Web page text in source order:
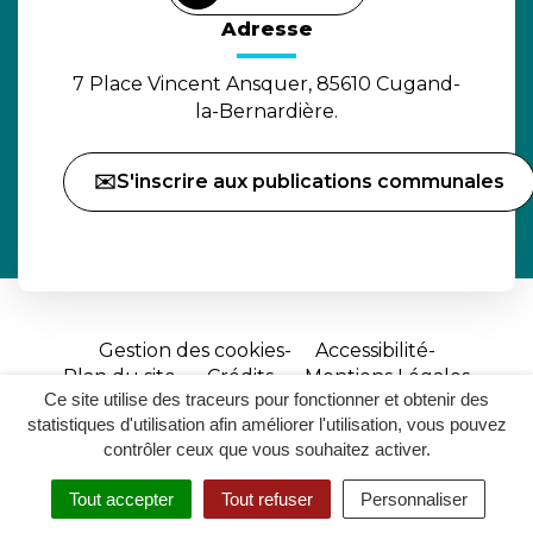
Ce site utilise des traceurs pour fonctionner et obtenir des
statistiques d'utilisation afin améliorer l'utilisation, vous pouvez
contrôler ceux que vous souhaitez activer.
Tout accepter Tout refuser Personnaliser
RECHERCHER
ACCESSIBILITÉ
Adresse
7 Place Vincent Ansquer, 85610 Cugand-
la-Bernardière.
✉️S'inscrire aux publications communales
Gestion des cookies
Accessibilité
Plan du site
Crédits
Mentions Légales
Site
réalisé
par
Inovagora